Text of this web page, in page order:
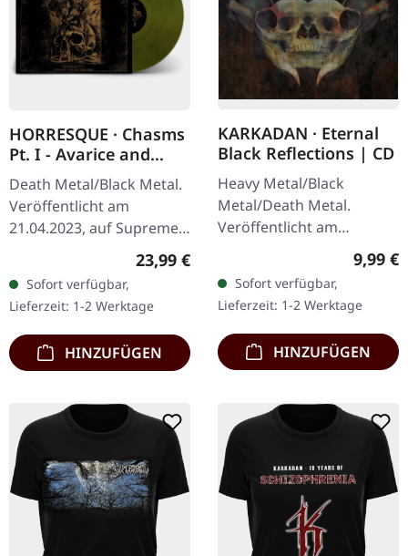
HORRESQUE · Chasms
Pt. I - Avarice and
Retribution |
YELLOW/BLACK LP
Death Metal/Black Metal.
Veröffentlicht am
21.04.2023, auf Supreme
Dunkelgelb/Schwarz
marmoriertes Vinyl im
schweren Cover…
Regulärer Preis:
23,99 €
Sofort verfügbar,
Lieferzeit: 1-2 Werktage
HINZUFÜGEN
KARKADAN · Eternal
Black Reflections | CD
Heavy Metal/Black
Metal/Death Metal.
Veröffentlicht am
19.01.2002, auf Supreme
Chaos Records. CD im
Jewelcase. Neuauflage mit
neuem Artwork,…
9,99 €
Sofort verfügbar,
Lieferzeit: 1-2 Werktage
HINZUFÜGEN